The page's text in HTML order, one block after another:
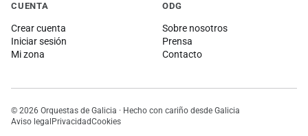
CUENTA
Crear cuenta
Iniciar sesión
Mi zona
ODG
Sobre nosotros
Prensa
Contacto
© 2026 Orquestas de Galicia · Hecho con cariño desde Galicia
Aviso legal PrivacidadCookies